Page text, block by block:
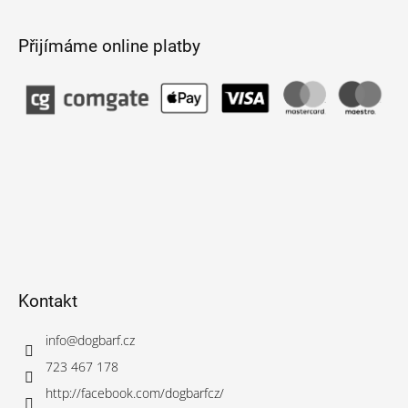
Přijímáme online platby
Kontakt
info@dogbarf.cz
723 467 178
http://facebook.com/dogbarfcz/